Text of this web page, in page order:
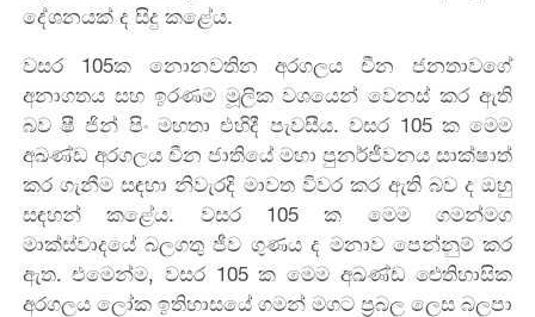
දේශනයක් ද සිදු කළේය.
වසර 105ක නොනවතින අරගලය චීන ජනතාවගේ
අනාගතය සහ ඉරණම මූලික වශයෙන් වෙනස් කර ඇති
බව ෂී ජින් පිං මහතා එහිදී පැවසීය. වසර 105 ක මෙම
අඛණ්ඩ අරගලය චීන ජාතියේ මහා පුනර්ජීවනය සාක්ෂාත්
කර ගැනීම සඳහා නිවැරදි මාවත විවර කර ඇති බව ද ඔහු
සඳහන් කළේය. වසර 105 ක මෙම ගමන්මග
මාක්ස්වාදයේ බලගතු ජීව ගුණය ද මනාව පෙන්නුම් කර
ඇත. එමෙන්ම, වසර 105 ක මෙම අඛණ්ඩ ඓතිහාසික
අරගලය ලෝක ඉතිහාසයේ ගමන් මගට ප්‍රබල ලෙස බලපා